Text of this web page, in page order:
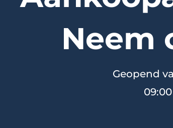
Neem
Geopend